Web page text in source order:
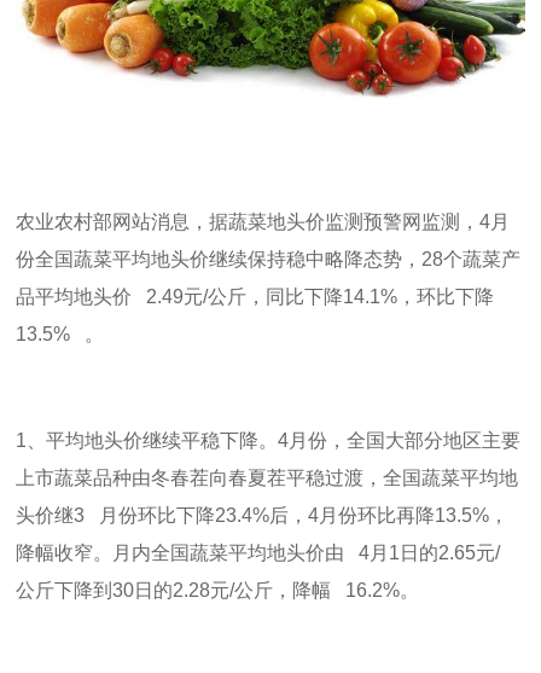
农业农村部网站消息，据蔬菜地头价监测预警网监测， 4月
份全国蔬菜平均地头价继续保持稳中略降态势， 28个蔬菜产
品平均地头价
2.49元/公斤，同比下降14.1%，环比下降
13.5%
。
1 、平均地头价继续平稳下降。 4月份，全国大部分地区主要
上市蔬菜品种由冬春茬向春夏茬平稳过渡，全国蔬菜平均地
头价继3 月份环比下降23.4%后， 4月份环比再降13.5%，
降幅收窄。月内全国蔬菜平均地头价由
4月 1 日的2.65元/
公斤下降到 30日的2.28元/公斤，降幅 16.2%。